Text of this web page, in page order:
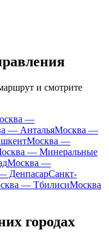
и смотрите
—
— АнтальяМосква —
Москва —
— Минеральные
Москва —
ДенпасарСанкт-
— ТбилисиМосква
городах